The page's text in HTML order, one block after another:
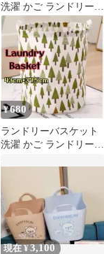
洗濯 かご ランドリーバ
ッグ ボックス カゴ 北
欧 黒
¥680
ランドリーバスケット
洗濯 かご ランドリーバ
現在 ¥3,100